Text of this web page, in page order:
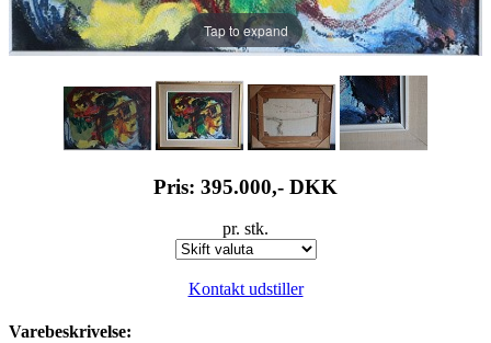
Tap to expand
Pris: 395.000,- DKK
pr. stk.
Kontakt udstiller
Varebeskrivelse: